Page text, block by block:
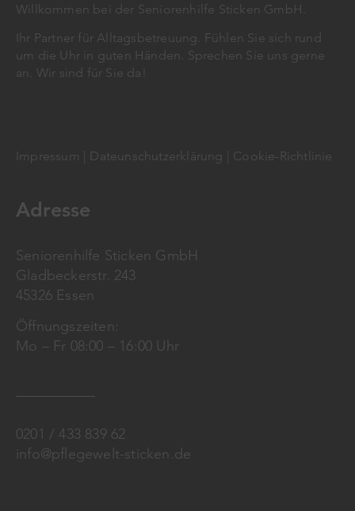
Willkommen bei der Seniorenhilfe Sticken GmbH.
Ihr Partner für Alltagsbetreuung. Fühlen Sie sich rund
um die Uhr in guten Händen. Sprechen Sie uns gerne
an. Wir sind für Sie da!
Impressum Dateunschutzerklärung Cookie-Richtlinie
Adresse
Seniorenhilfe Sticken GmbH
Gladbeckerstr. 243
45326 Essen
Öffnungszeiten:
Mo – Fr 08:00 – 16:00 Uhr
0201 / 433 839 62
info@pflegewelt-sticken.de